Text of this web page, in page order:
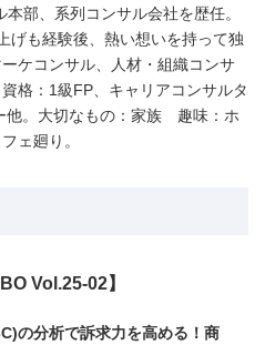
部、系列コンサル会社を歴任。
げも経験後、熱い想いを持って独
ケコンサル、人材・組織コンサ
格：1級FP、キャリアコンサルタ
他。大切なもの：家族 趣味：ホ
ェ廻り。
Vol.25-02】
の分析で訴求力を高める！商